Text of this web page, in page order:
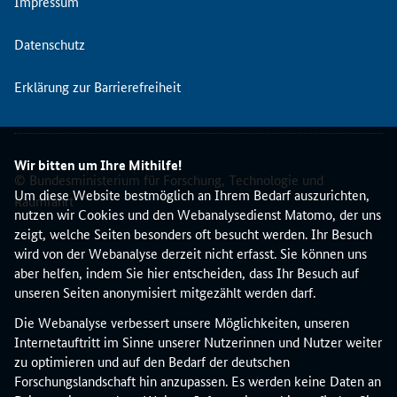
Wir bitten um Ihre Mithilfe!
Um diese Website bestmöglich an Ihrem Bedarf auszurichten,
nutzen wir Cookies und den Webanalysedienst Matomo, der uns
zeigt, welche Seiten besonders oft besucht werden. Ihr Besuch
wird von der Webanalyse derzeit nicht erfasst. Sie können uns
aber helfen, indem Sie hier entscheiden, dass Ihr Besuch auf
unseren Seiten anonymisiert mitgezählt werden darf.
Die Webanalyse verbessert unsere Möglichkeiten, unseren
Internetauftritt im Sinne unserer Nutzerinnen und Nutzer weiter
zu optimieren und auf den Bedarf der deutschen
Forschungslandschaft hin anzupassen. Es werden keine Daten an
l
E
C
n
l
i
n
e
e
i
e
I
n
f
Datenschutz
Erklärung zur Barrierefreiheit
© Bundesministerium für Forschung, Technologie und
Raumfahrt